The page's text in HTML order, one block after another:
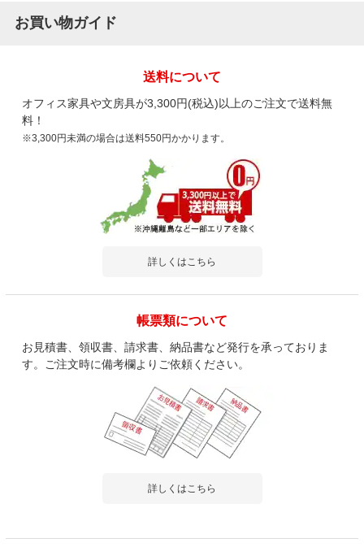
お買い物ガイド
送料について
オフィス家具や文房具が3,300円(税込)以上のご注文で送料無
料！
※3,300円未満の場合は送料550円かかります。
詳しくはこちら
帳票類について
お見積書、領収書、請求書、納品書など発行を承っておりま
す。ご注文時に備考欄よりご依頼ください。
詳しくはこちら